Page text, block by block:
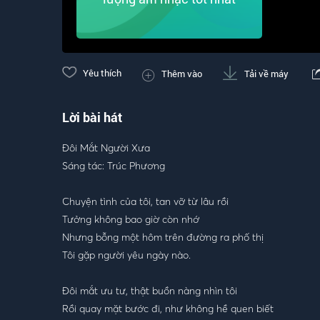
Yêu thích Thêm vào Tải về máy
Lời bài hát
Đôi Mắt Người Xưa
Sáng tác: Trúc Phương
Chuyện tình của tôi, tan vỡ từ lâu rồi
Tưởng không bao giờ còn nhớ
Nhưng bỗng một hôm trên đường ra phố thị
Tôi gặp người yêu ngày nào.
Đôi mắt ưu tư, thật buồn nàng nhìn tôi
Rồi quay mặt bước đi, như không hề quen biết